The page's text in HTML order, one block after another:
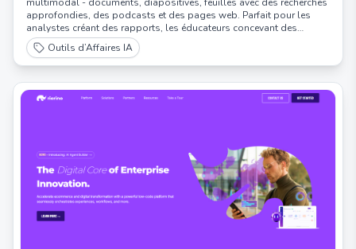
approfondies, des podcasts et des pages web. Parfait pour les
analystes créant des rapports, les éducateurs concevant des
diapositives ou les parents réalisant des livres audio. Si vous
pouvez l'imaginer, Skywork le réalise.
Outils d’Affaires IA